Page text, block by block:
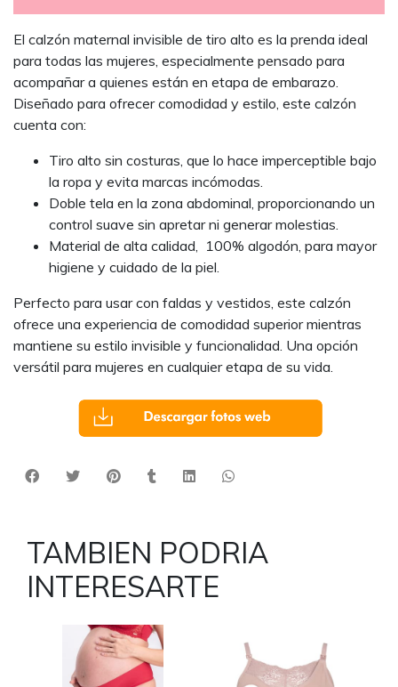
El calzón maternal invisible de tiro alto es la prenda ideal
para todas las mujeres, especialmente pensado para
acompañar a quienes están en etapa de embarazo.
Diseñado para ofrecer comodidad y estilo, este calzón
cuenta con:
Tiro alto sin costuras, que lo hace imperceptible bajo
la ropa y evita marcas incómodas.
Doble tela en la zona abdominal, proporcionando un
control suave sin apretar ni generar molestias.
Material de alta calidad, 100% algodón, para mayor
higiene y cuidado de la piel.
Perfecto para usar con faldas y vestidos, este calzón
ofrece una experiencia de comodidad superior mientras
mantiene su estilo invisible y funcionalidad. Una opción
versátil para mujeres en cualquier etapa de su vida.
TAMBIEN PODRIA
INTERESARTE